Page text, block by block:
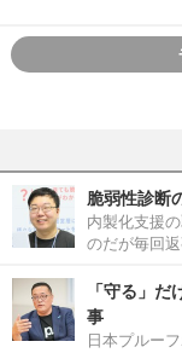
脆弱性診断
内製化支援
のだが毎回
「守る」
事
日本プルー